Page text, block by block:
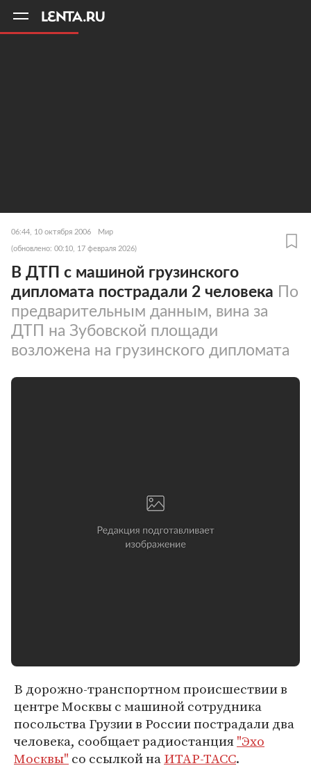
06:44, 10 октября 2006 Мир
(обновлено: 00:10, 17 февраля 2026)
В ДТП с машиной грузинского
дипломата пострадали 2 человека По
предварительным данным, вина за
ДТП на Зубовской площади
возложена на грузинского дипломата
В дорожно-транспортном происшествии в
центре Москвы с машиной сотрудника
посольства Грузии в России пострадали два
человека, сообщает радиостанция"Эхо
Москвы" со ссылкой наИТАР-ТАСС.